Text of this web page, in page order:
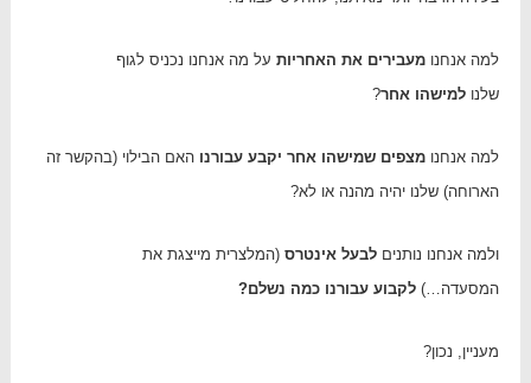
למה אנחנומעבירים את האחריות על מה אנחנו נכניס לגוף
שלנולמישהו אחר?
למה אנחנומצפים שמישהו אחר יקבע עבורנו האם הבילוי (בהקשר זה
הארוחה) שלנו יהיה מהנה או לא?
ולמה אנחנו נותניםלבעל אינטרס (המלצרית מייצגת את
המסעדה…)לקבוע עבורנו כמה נשלם?
מעניין, נכון?